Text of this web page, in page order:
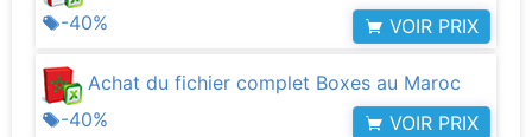
-40%
VOIR PRIX
Achat du fichier complet Boxes au Maroc
-40%
VOIR PRIX